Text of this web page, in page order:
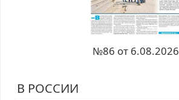
№86 от 6.08.2026
В РОССИИ